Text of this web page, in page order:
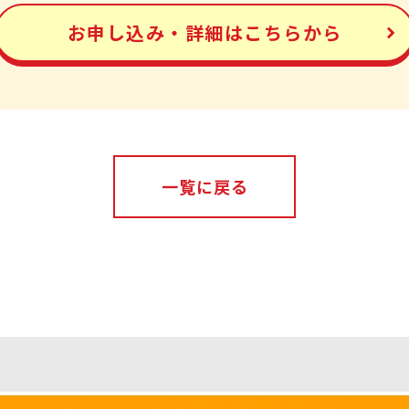
お申し込み・詳細はこちらから
一覧に戻る